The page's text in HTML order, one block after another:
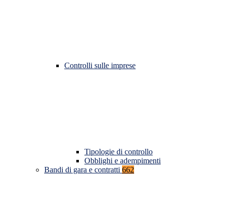
Controlli sulle imprese
Tipologie di controllo
Obblighi e adempimenti
Bandi di gara e contratti 662